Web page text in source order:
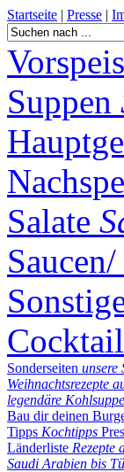
Startseite | Presse |
Suppen
Salate
Sonderseiten unsere
Weihnachtsrezepte
legendäre
Bau dir deinen
Tipps Kochtipps
Länderliste Rezepte
Saudi Arabien bis